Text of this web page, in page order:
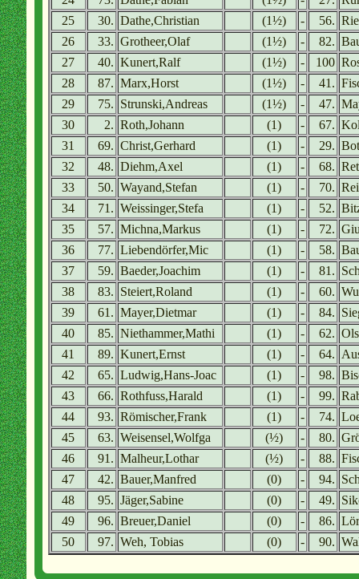
25
30. Dathe,Christian (1½) - 56.
26
33. Grotheer,Olaf (1½) - 82.
27
40. Kunert,Ralf (1½) - 100
28
87. Marx,Horst (1½) - 41.
29
75. Strunski,Andreas (1½) - 47.
30
2. Roth,Johann (1) - 67.
31
69. Christ,Gerhard (1) - 29.
32
48. Diehm,Axel (1) - 68.
33
50. Wayand,Stefan (1) - 70.
34
71. Weissinger,Stefa (1) - 52.
35
57. Michna,Markus (1) - 72.
36
77. Liebendörfer,Mic (1) - 58.
37
59. Baeder,Joachim (1) - 81.
38
83. Steiert,Roland (1) - 60.
39
61. Mayer,Dietmar (1) - 84.
40
85. Niethammer,Mathi (1) - 62.
41
89. Kunert,Ernst (1) - 64.
42
65. Ludwig,Hans-Joac (1) - 98.
43
66. Rothfuss,Harald (1) - 99.
44
93. Römischer,Frank (1) - 74.
45
63. Weisensel,Wolfga (½) - 80.
46
91. Malheur,Lothar (½) - 88.
47
42. Bauer,Manfred (0) - 94.
48
95. Jäger,Sabine (0) - 49.
49
96. Breuer,Daniel (0) - 86.
50
97. Weh, Tobias (0) - 90.